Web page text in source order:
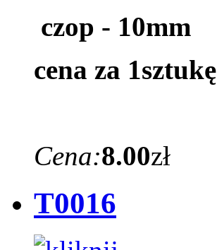
czop - 10mm
cena za 1sztukę
Cena:8.00zł
T0016